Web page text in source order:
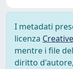
I metadati
licenza
mentre i file
diritto